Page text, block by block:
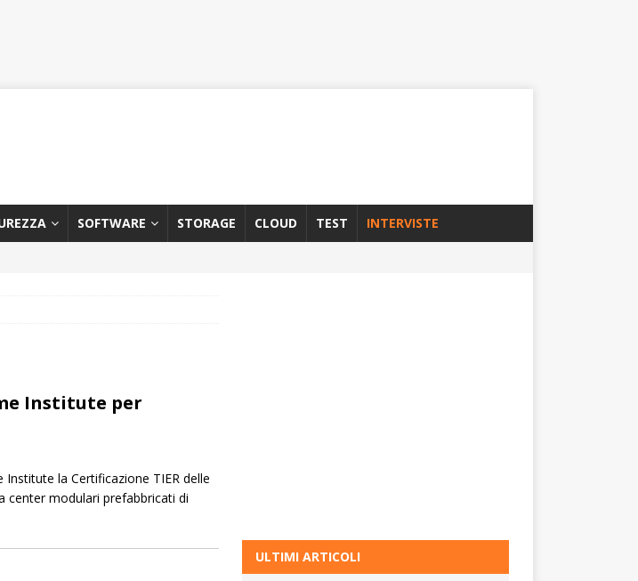
SOFTWARE STORAGE CLOUD TEST INTERVISTE
Institute per
la Certificazione TIER delle
center modulari prefabbricati di
ULTIMI ARTICOLI